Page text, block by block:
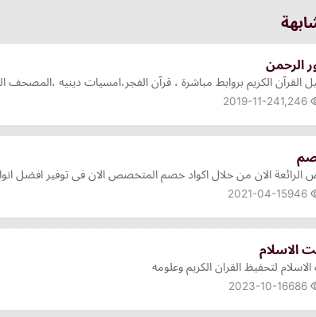
الرحمن
القرآن الكريم بروابط مباشرة ، قرآن الفجر،امسيات دينيه
2019-11-24
الرائعة الان من خلال اكواد خصم المتخصص الان فى توفير افضل
2021-04-15
الاسلام
لتحفيظ القران الكريم وعلومه
2023-10-16